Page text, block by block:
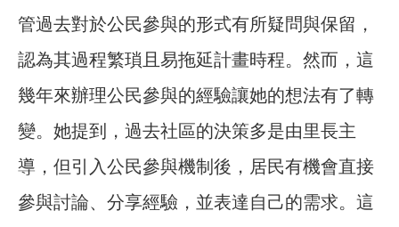
管過去對於公民參與的形式有所疑問與保留，
認為其過程繁瑣且易拖延計畫時程。然而，這
幾年來辦理公民參與的經驗讓她的想法有了轉
變。她提到，過去社區的決策多是由里長主
導，但引入公民參與機制後，居民有機會直接
參與討論、分享經驗，並表達自己的需求。這